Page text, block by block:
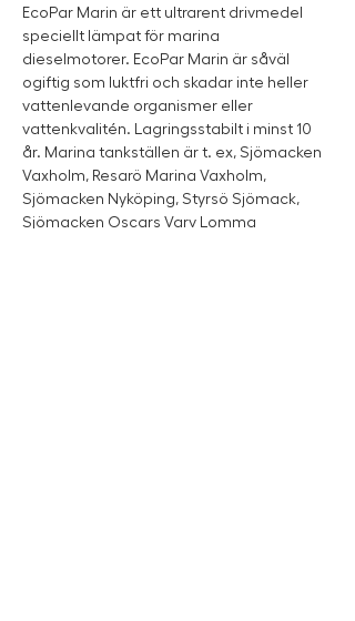
EcoPar Marin är ett ultrarent drivmedel
speciellt lämpat för marina
dieselmotorer. EcoPar Marin är såväl
ogiftig som luktfri och skadar inte heller
vattenlevande organismer eller
vattenkvalitén. Lagringsstabilt i minst 10
år. Marina tankställen är t. ex, Sjömacken
Vaxholm, Resarö Marina Vaxholm,
Sjömacken Nyköping, Styrsö Sjömack,
Sjömacken Oscars Varv Lomma